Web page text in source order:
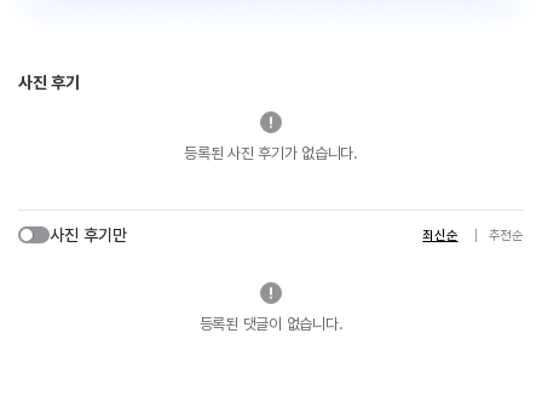
사진 후기
등록된 사진 후기가 없습니다.
사진 후기만 최신순 추천순
등록된 댓글이 없습니다.